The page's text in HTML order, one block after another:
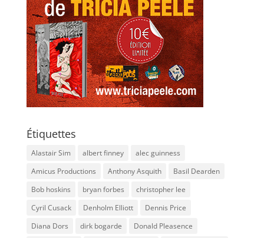
Étiquettes
Alastair Sim albert finney
alec guinness
Amicus Productions
Anthony Asquith
Basil Dearden
Bob hoskins
bryan forbes
christopher lee
Cyril Cusack
Denholm Elliott
Dennis Price
Diana Dors
dirk bogarde
Donald Pleasence